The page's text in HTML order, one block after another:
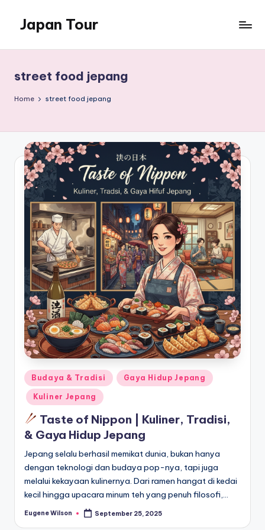
content
Japan Tour
yang
menakjubkan
street food jepang
Home street food jepang
Posted
in
Budaya & Tradisi Gaya Hidup Jepang
Kuliner Jepang
Taste of Nippon | Kuliner, Tradisi,
& Gaya Hidup Jepang
Jepang selalu berhasil memikat dunia, bukan hanya
dengan teknologi dan budaya pop-nya, tapi juga
melalui kekayaan kulinernya. Dari ramen hangat di kedai
kecil hingga upacara minum teh yang penuh filosofi,…
Posted
Eugene Wilson September 25, 2025